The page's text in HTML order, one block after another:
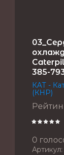
385-
КАТ -
(КНР)
0
Артикул: